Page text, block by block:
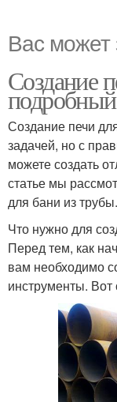
Вас может
Создание
Создание печи
задачей, но с
можете создать
статье мы
для бани из трубы.
Что нужно для
Перед тем, как
вам необходимо
инструменты.